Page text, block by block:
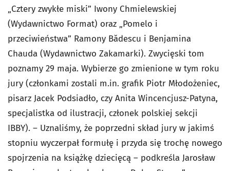
„Cztery zwykłe miski” Iwony Chmielewskiej
(Wydawnictwo Format) oraz „Pomelo i
przeciwieństwa” Ramony Bădescu i Benjamina
Chauda (Wydawnictwo Zakamarki). Zwycięski tom
poznamy 29 maja. Wybierze go zmienione w tym roku
jury (członkami zostali m.in. grafik Piotr Młodożeniec,
pisarz Jacek Podsiadło, czy Anita Wincencjusz-Patyna,
specjalistka od ilustracji, członek polskiej sekcji
IBBY). – Uznaliśmy, że poprzedni skład jury w jakimś
stopniu wyczerpał formułę i przyda się trochę nowego
spojrzenia na książkę dziecięcą – podkreśla Jarosław